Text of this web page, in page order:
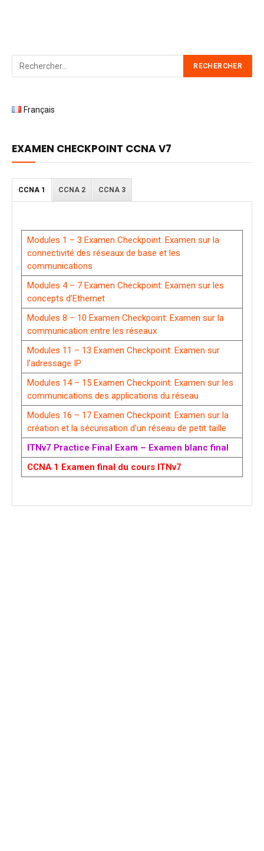
Français
EXAMEN CHECKPOINT CCNA V7
CCNA 1 CCNA 2 CCNA 3
Modules 1 – 3 Examen Checkpoint: Examen sur la
connectivité des réseaux de base et les
communications
Modules 4 – 7 Examen Checkpoint: Examen sur les
concepts d’Ethernet
Modules 8 – 10 Examen Checkpoint: Examen sur la
communication entre les réseaux
Modules 11 – 13 Examen Checkpoint: Examen sur
l’adressage IP
Modules 14 – 15 Examen Checkpoint: Examen sur les
communications des applications du réseau
Modules 16 – 17 Examen Checkpoint: Examen sur la
création et la sécurisation d’un réseau de petit taille
ITNv7 Practice Final Exam – Examen blanc final
CCNA 1 Examen final du cours ITNv7